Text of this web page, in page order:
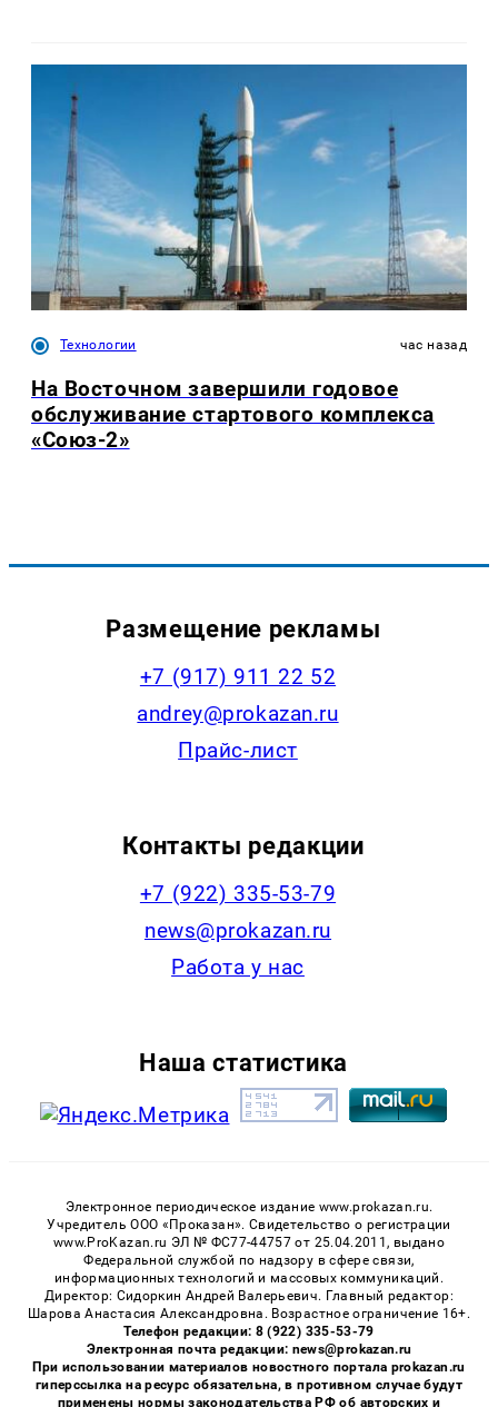
Технологии час назад
На Восточном завершили годовое
обслуживание стартового комплекса
«Союз-2»
Размещение рекламы
+7 (917) 911 22 52
andrey@prokazan.ru
Прайс-лист
Контакты редакции
+7 (922) 335-53-79
news@prokazan.ru
Работа у нас
Наша статистика
Электронное периодическое издание www.prokazan.ru.
Учредитель ООО «Проказан». Cвидетельство о регистрации
www.ProKazan.ru ЭЛ № ФС77-44757 от 25.04.2011, выдано
Федеральной службой по надзору в сфере связи,
информационных технологий и массовых коммуникаций.
Директор: Сидоркин Андрей Валерьевич. Главный редактор:
Шарова Анастасия Александровна. Возрастное ограничение 16+.
Телефон редакции: 8 (922) 335-53-79
Электронная почта редакции: news@prokazan.ru
При использовании материалов новостного портала prokazan.ru
гиперссылка на ресурс обязательна, в противном случае будут
применены нормы законодательства РФ об авторских и